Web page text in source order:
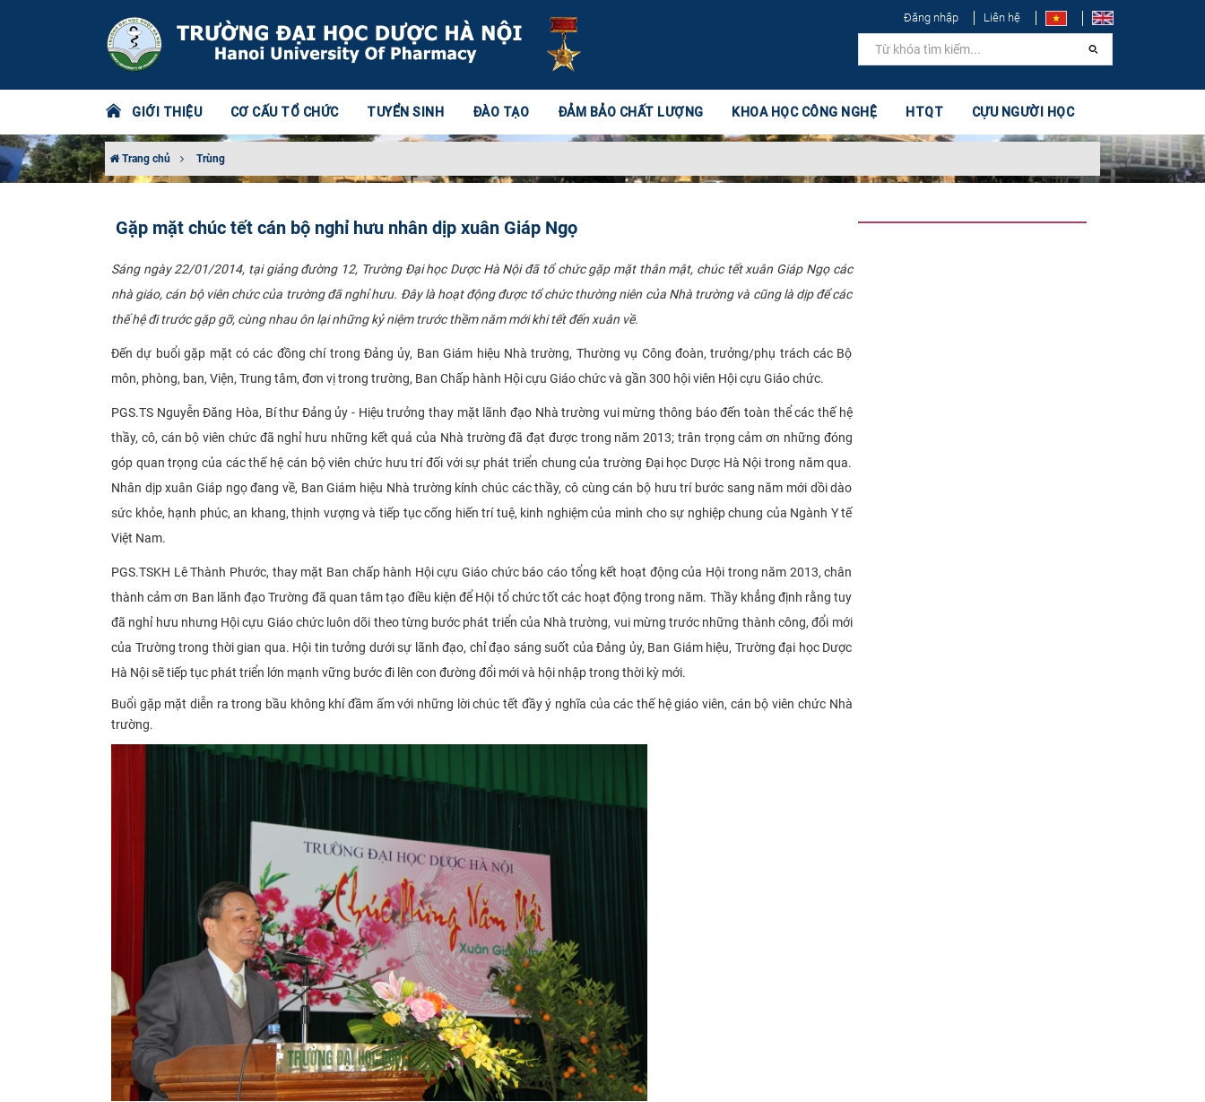
Đăng nhập Liên hệ
GIỚI THIỆU CƠ CẤU TỔ CHỨC TUYỂN SINH ĐÀO TẠO ĐẢM BẢO CHẤT LƯỢNG KHOA HỌC CÔNG NGHỆ HTQT CỰU NGƯỜI HỌC
Trang chủ Trùng
Gặp mặt chúc tết cán bộ nghỉ hưu nhân dịp xuân Giáp Ngọ
Sáng ngày 22/01/2014, tại giảng đường 12, Trường Đại học Dược Hà Nội đã tổ chức gặp mặt thân mật, chúc tết xuân Giáp Ngọ các
nhà giáo, cán bộ viên chức của trường đã nghỉ hưu. Đây là hoạt động được tổ chức thường niên của Nhà trường và cũng là dịp để các
thế hệ đi trước gặp gỡ, cùng nhau ôn lại những kỷ niệm trước thềm năm mới khi tết đến xuân về.
Đến dự buổi gặp mặt có các đồng chí trong Đảng ủy, Ban Giám hiệu Nhà trường, Thường vụ Công đoàn, trưởng/phụ trách các Bộ
môn, phòng, ban, Viện, Trung tâm, đơn vị trong trường, Ban Chấp hành Hội cựu Giáo chức và gần 300 hội viên Hội cựu Giáo chức.
PGS.TS Nguyễn Đăng Hòa, Bí thư Đảng ủy - Hiệu trưởng thay mặt lãnh đạo Nhà trường vui mừng thông báo đến toàn thể các thế hệ
thầy, cô, cán bộ viên chức đã nghỉ hưu những kết quả của Nhà trường đã đạt được trong năm 2013; trân trọng cảm ơn những đóng
góp quan trọng của các thế hệ cán bộ viên chức hưu trí đối với sự phát triển chung của trường Đại học Dược Hà Nội trong năm qua.
Nhân dịp xuân Giáp ngọ đang về, Ban Giám hiệu Nhà trường kính chúc các thầy, cô cùng cán bộ hưu trí bước sang năm mới dồi dào
sức khỏe, hạnh phúc, an khang, thịnh vượng và tiếp tục cống hiến trí tuệ, kinh nghiệm của mình cho sự nghiệp chung của Ngành Y tế
Việt Nam.
PGS.TSKH Lê Thành Phước, thay mặt Ban chấp hành Hội cựu Giáo chức báo cáo tổng kết hoạt động của Hội trong năm 2013, chân
thành cảm ơn Ban lãnh đạo Trường đã quan tâm tạo điều kiện để Hội tổ chức tốt các hoạt động trong năm. Thầy khẳng định rằng tuy
đã nghỉ hưu nhưng Hội cựu Giáo chức luôn dõi theo từng bước phát triển của Nhà trường, vui mừng trước những thành công, đổi mới
của Trường trong thời gian qua. Hội tin tưởng dưới sự lãnh đạo, chỉ đạo sáng suốt của Đảng ủy, Ban Giám hiệu, Trường đại học Dược
Hà Nội sẽ tiếp tục phát triển lớn mạnh vững bước đi lên con đường đổi mới và hội nhập trong thời kỳ mới.
Buổi gặp mặt diễn ra trong bầu không khí đầm ấm với những lời chúc tết đầy ý nghĩa của các thế hệ giáo viên, cán bộ viên chức Nhà
trường.​